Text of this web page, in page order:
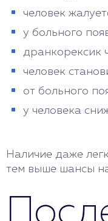
человек
у больного
дранкорексик
человек
от больного
у человека
Наличие даже
тем выше шансы